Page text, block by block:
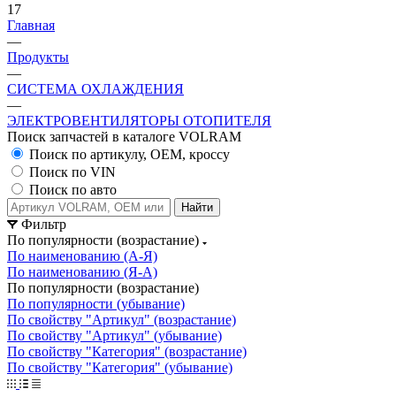
17
Главная
—
Продукты
—
СИСТЕМА ОХЛАЖДЕНИЯ
—
ЭЛЕКТРОВЕНТИЛЯТОРЫ ОТОПИТЕЛЯ
Поиск запчастей в каталоге VOLRAM
Поиск по артикулу, OEM, кроссу
Поиск по VIN
Поиск по авто
Найти
Фильтр
По популярности (возрастание)
По наименованию (А-Я)
По наименованию (Я-А)
По популярности (возрастание)
По популярности (убывание)
По свойству "Артикул" (возрастание)
По свойству "Артикул" (убывание)
По свойству "Категория" (возрастание)
По свойству "Категория" (убывание)